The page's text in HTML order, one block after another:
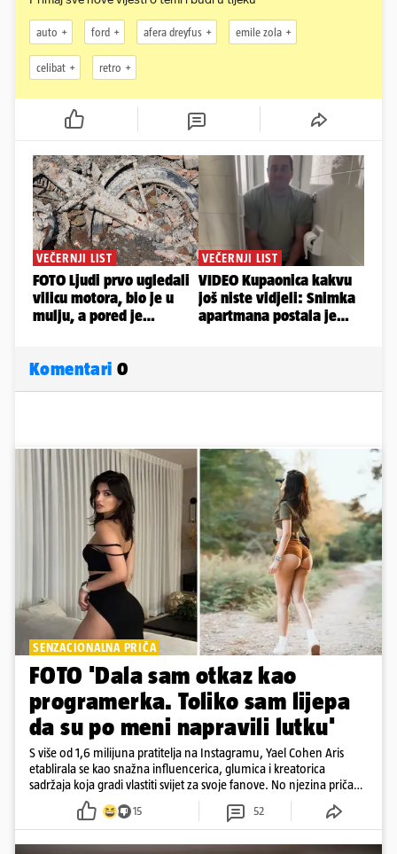
auto ford afera dreyfus emile zola
celibat retro
Komentari 0
SENZACIONALNA PRIČA
FOTO 'Dala sam otkaz kao
programerka. Toliko sam lijepa
da su po meni napravili lutku'
S više od 1,6 milijuna pratitelja na Instagramu, Yael Cohen Aris
etablirala se kao snažna influencerica, glumica i kreatorica
sadržaja koja gradi vlastiti svijet za svoje fanove. No njezina priča
pokazuje da online slava dolazi i s neočekivanim izazovima
15 52